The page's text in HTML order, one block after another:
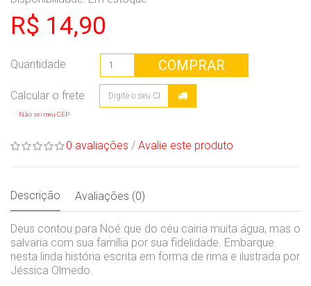
R$ 14,90
Quantidade COMPRAR
Não sei meu CEP
0 avaliações / Avalie este produto
Descrição Avaliações (0)
Deus contou para Noé que do céu cairia muita água, mas o
salvaria com sua família por sua fidelidade. Embarque
nesta linda história escrita em forma de rima e ilustrada por
Jéssica Olmedo.